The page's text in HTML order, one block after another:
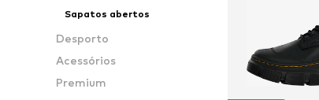
Sapatos abertos
Desporto
Acessórios
Premium